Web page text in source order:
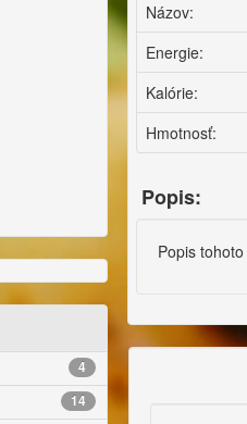
4
14
Názov:
Energie:
Kalórie:
Hmotnosť:
Popis:
Popis